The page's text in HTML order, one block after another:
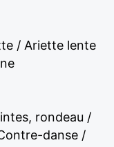
/ Ariette lente
rondeau /
danse /